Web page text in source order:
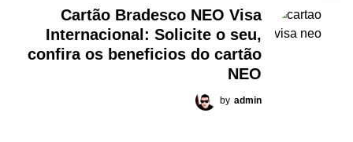
Cartão Bradesco NEO Visa
Internacional: Solicite o seu,
confira os beneficios do cartão
NEO
by admin